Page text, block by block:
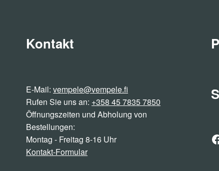
Kontakt
E-Mail:vempele@vempele.fi
Rufen Sie uns an: +358 45 7835 7850
Öffnungszeiten und Abholung von
Bestellungen:
Montag - Freitag 8-16 Uhr
Kontakt-Formular